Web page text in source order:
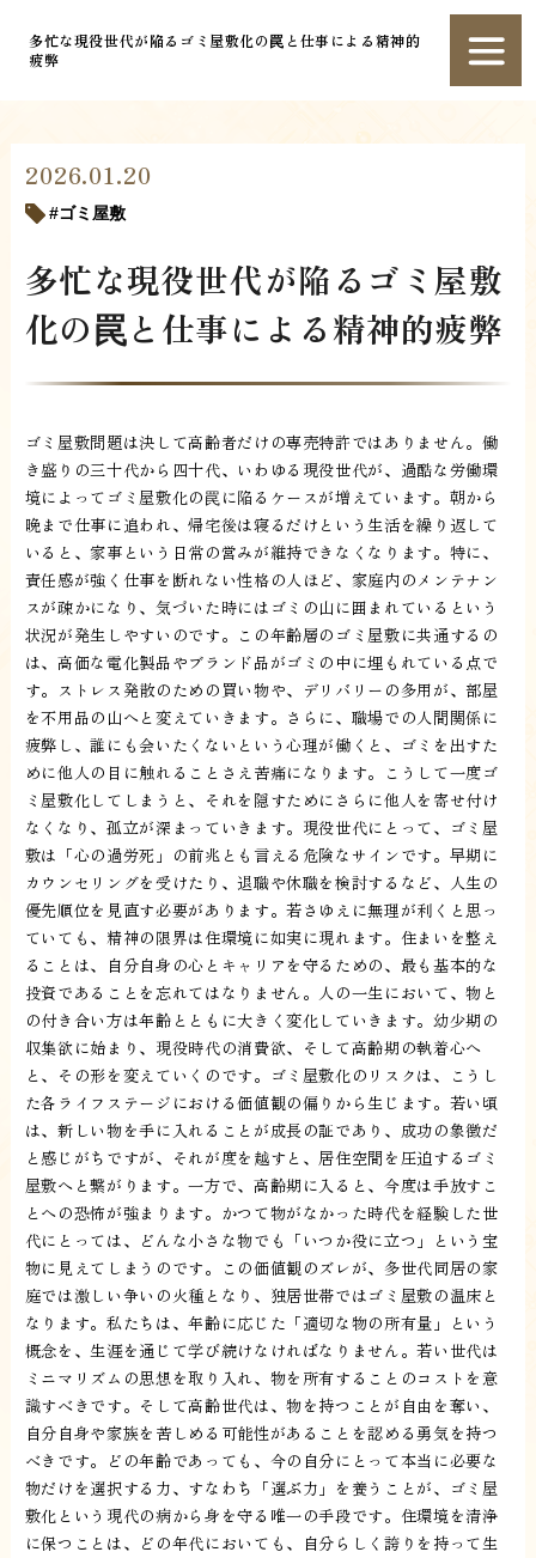
多忙な現役世代が陥るゴミ屋敷化の罠と仕事による精神的
疲弊
2026.01.20
ゴミ屋敷
多忙な現役世代が陥るゴミ屋敷
化の罠と仕事による精神的疲弊
ゴミ屋敷問題は決して高齢者だけの専売特許ではありません。働
き盛りの三十代から四十代、いわゆる現役世代が、過酷な労働環
境によってゴミ屋敷化の罠に陥るケースが増えています。朝から
晩まで仕事に追われ、帰宅後は寝るだけという生活を繰り返して
いると、家事という日常の営みが維持できなくなります。特に、
責任感が強く仕事を断れない性格の人ほど、家庭内のメンテナン
スが疎かになり、気づいた時にはゴミの山に囲まれているという
状況が発生しやすいのです。この年齢層のゴミ屋敷に共通するの
は、高価な電化製品やブランド品がゴミの中に埋もれている点で
す。ストレス発散のための買い物や、デリバリーの多用が、部屋
を不用品の山へと変えていきます。さらに、職場での人間関係に
疲弊し、誰にも会いたくないという心理が働くと、ゴミを出すた
めに他人の目に触れることさえ苦痛になります。こうして一度ゴ
ミ屋敷化してしまうと、それを隠すためにさらに他人を寄せ付け
なくなり、孤立が深まっていきます。現役世代にとって、ゴミ屋
敷は「心の過労死」の前兆とも言える危険なサインです。早期に
カウンセリングを受けたり、退職や休職を検討するなど、人生の
優先順位を見直す必要があります。若さゆえに無理が利くと思っ
ていても、精神の限界は住環境に如実に現れます。住まいを整え
ることは、自分自身の心とキャリアを守るための、最も基本的な
投資であることを忘れてはなりません。人の一生において、物と
の付き合い方は年齢とともに大きく変化していきます。幼少期の
収集欲に始まり、現役時代の消費欲、そして高齢期の執着心へ
と、その形を変えていくのです。ゴミ屋敷化のリスクは、こうし
た各ライフステージにおける価値観の偏りから生じます。若い頃
は、新しい物を手に入れることが成長の証であり、成功の象徴だ
と感じがちですが、それが度を越すと、居住空間を圧迫するゴミ
屋敷へと繋がります。一方で、高齢期に入ると、今度は手放すこ
とへの恐怖が強まります。かつて物がなかった時代を経験した世
代にとっては、どんな小さな物でも「いつか役に立つ」という宝
物に見えてしまうのです。この価値観のズレが、多世代同居の家
庭では激しい争いの火種となり、独居世帯ではゴミ屋敷の温床と
なります。私たちは、年齢に応じた「適切な物の所有量」という
概念を、生涯を通じて学び続けなければなりません。若い世代は
ミニマリズムの思想を取り入れ、物を所有することのコストを意
識すべきです。そして高齢世代は、物を持つことが自由を奪い、
自分自身や家族を苦しめる可能性があることを認める勇気を持つ
べきです。どの年齢であっても、今の自分にとって本当に必要な
物だけを選択する力、すなわち「選ぶ力」を養うことが、ゴミ屋
敷化という現代の病から身を守る唯一の手段です。住環境を清浄
に保つことは、どの年代においても、自分らしく誇りを持って生